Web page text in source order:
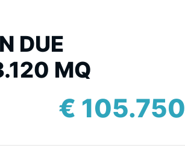
DUE
MQ
€ 105.750